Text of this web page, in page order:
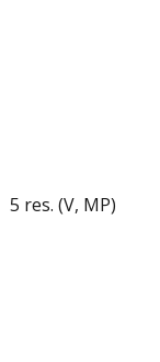
5 res. (V, MP)